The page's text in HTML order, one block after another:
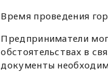
Время проведения
Предприниматели
обстоятельствах в
документы